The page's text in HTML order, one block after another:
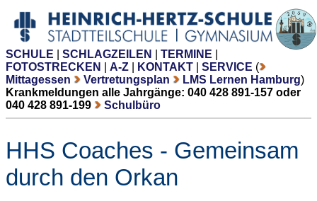
SCHULE SCHLAGZEILEN TERMINE
FOTOSTRECKEN
A-Z KONTAKT SERVICE (
Mittagessen
Vertretungsplan LMS Lernen Hamburg)
Krankmeldungen alle Jahrgänge: 040 428 891-157 oder
040 428 891-199
Schulbüro
HHS Coaches - Gemeinsam
durch den Orkan